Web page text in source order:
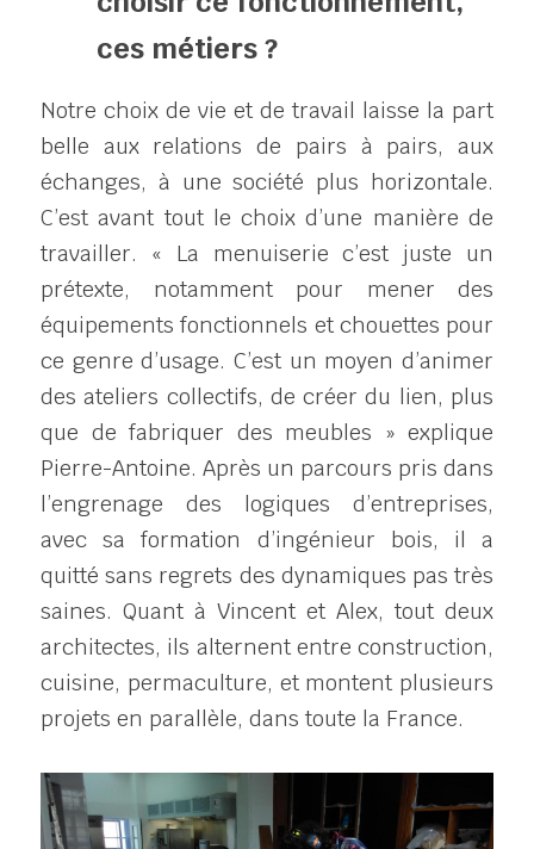
ces métiers ?
Notre choix de vie et de travail laisse la part
belle aux relations de pairs à pairs, aux
échanges, à une société plus horizontale.
C’est avant tout le choix d’une manière de
travailler. « La menuiserie c’est juste un
prétexte, notamment pour mener des
équipements fonctionnels et chouettes pour
ce genre d’usage. C’est un moyen d’animer
des ateliers collectifs, de créer du lien, plus
que de fabriquer des meubles » explique
Pierre-Antoine. Après un parcours pris dans
l’engrenage des logiques d’entreprises,
avec sa formation d’ingénieur bois, il a
quitté sans regrets des dynamiques pas très
saines. Quant à Vincent et Alex, tout deux
architectes, ils alternent entre construction,
cuisine, permaculture, et montent plusieurs
projets en parallèle, dans toute la France.